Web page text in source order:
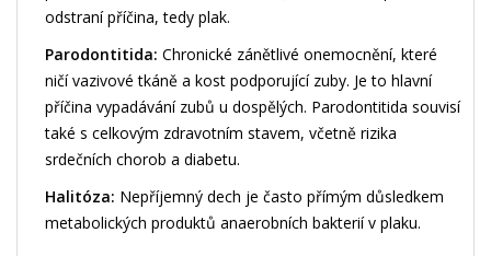
odstraní příčina, tedy plak.
Parodontitida: Chronické zánětlivé onemocnění, které
ničí vazivové tkáně a kost podporující zuby. Je to hlavní
příčina vypadávání zubů u dospělých. Parodontitida souvisí
také s celkovým zdravotním stavem, včetně rizika
srdečních chorob a diabetu.
Halitóza: Nepříjemný dech je často přímým důsledkem
metabolických produktů anaerobních bakterií v plaku.